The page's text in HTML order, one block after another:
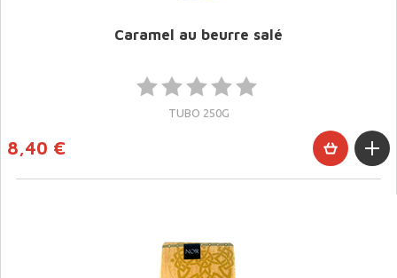
Caramel au beurre salé
TUBO 250G
8,40 €